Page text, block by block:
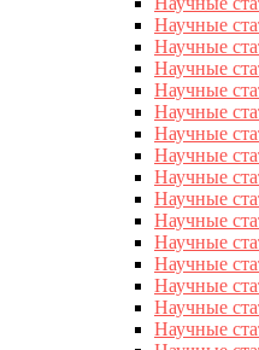
Научные
Научные
Научные
Научные
Научные
Научные
Научные
Научные
Научные
Научные
Научные
Научные
Научные
Научные
Научные